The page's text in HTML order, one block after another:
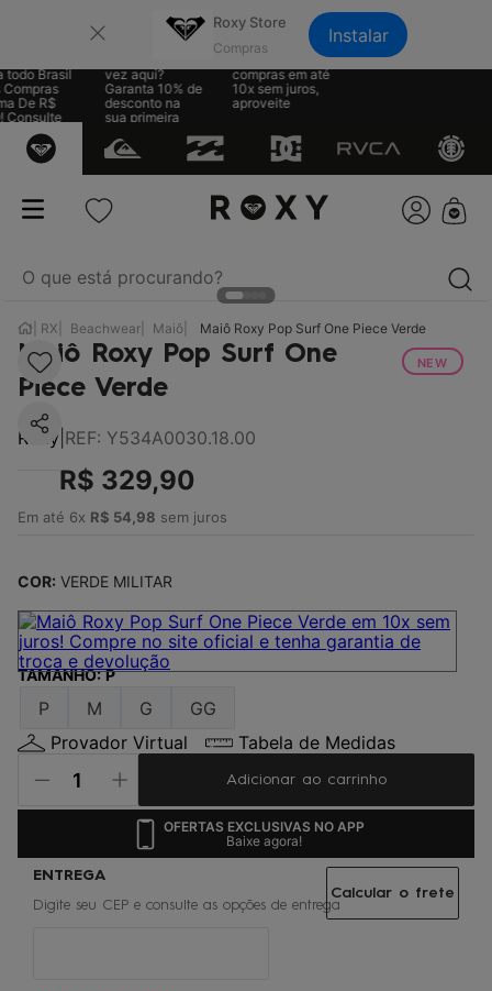
Roxy Store
Instalar
todo Brasil
Compras
De R$
Consulte
vez aqui?
Garanta 10% de
desconto na
sua primeira
Parcele suas
compras em até
10x sem juros,
aproveite
NEW
RX Beachwear Maiô Maiô Roxy Pop Surf One Piece Verde
Maiô Roxy Pop Surf One
Piece Verde
Roxy REF: Y534A0030.18.00
R$ 329,90
Em até 6x R$ 54 98 sem juros
COR: VERDE MILITAR
TAMANHO: P
P M G
GG
Provador Virtual
Tabela de Medidas
Adicionar ao carrinho
OFERTAS EXCLUSIVAS NO APP
Baixe agora!
Calcular o frete
termos mais buscados
1º
biquíni
2º
6º
gorro
7º
boardshort
8º
vestido
10º chinelo